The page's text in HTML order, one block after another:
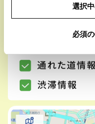
選択
必須
「交